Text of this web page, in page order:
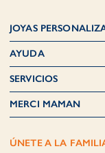
JOYAS
AYUDA
SERVICIOS
MERCI MAMAN
ÚNETE A LA